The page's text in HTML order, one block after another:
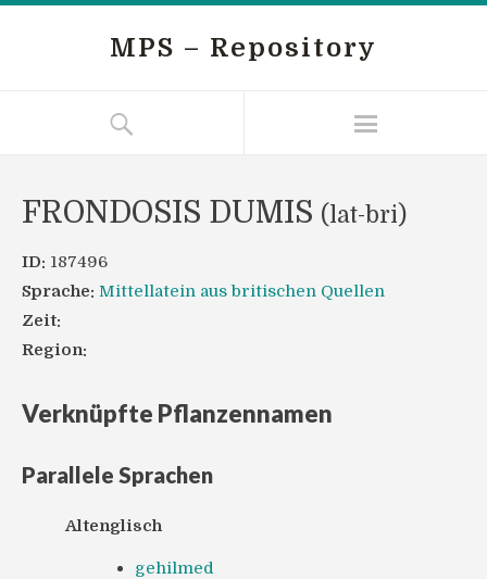
MPS – Repository
FRONDOSIS DUMIS (lat-bri)
ID: 187496
Sprache: Mittellatein aus britischen Quellen
Zeit:
Region:
Verknüpfte Pflanzennamen
Parallele Sprachen
Altenglisch
gehilmed